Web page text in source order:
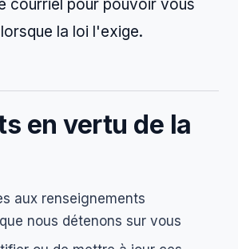
courriel pour pouvoir vous
la loi l'exige.
en vertu de la
aux renseignements
nous détenons sur vous